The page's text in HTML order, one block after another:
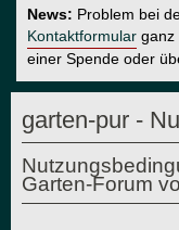
News: Problem bei
Kontaktformular ganz
einer Spende oder
garten-pur -
Garten-Forum